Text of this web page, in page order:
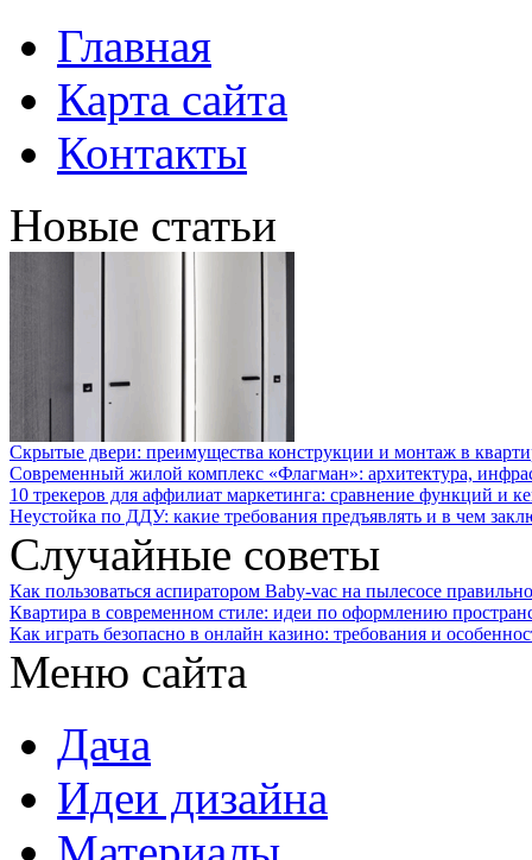
Главная
Карта сайта
Контакты
Новые статьи
Скрытые двери: преимущества конструкции и монтаж в
Современный жилой комплекс «Флагман»: архитектура,
10 трекеров для аффилиат маркетинга: сравнение функций и
Неустойка по ДДУ: какие требования предъявлять и в чем
Случайные советы
Как пользоваться аспиратором Baby-vac на пылесосе
Квартира в современном стиле: идеи по оформлению
Как играть безопасно в онлайн казино: требования и
Меню сайта
Дача
Идеи дизайна